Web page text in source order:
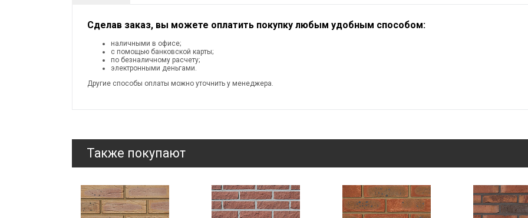
Сделав заказ, вы можете оплатить покупку любым удобным способом:
наличными в офисе;
с помощью банковской карты;
по безналичному расчету;
электронными деньгами.
Другие способы оплаты можно уточнить у менеджера.
Также покупают